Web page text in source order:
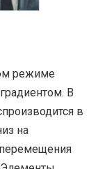
режиме
В
в
на